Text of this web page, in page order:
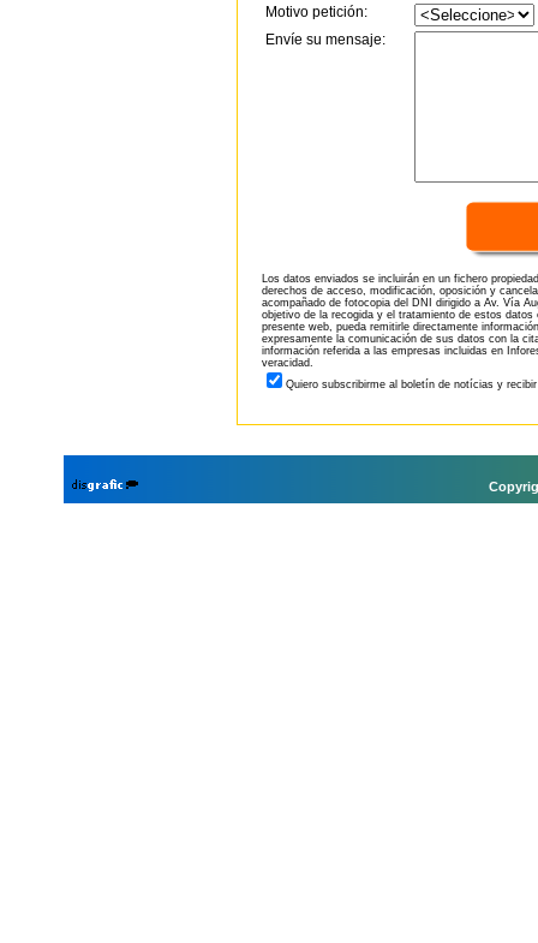
Motivo petición:
Envíe su mensaje:
Los datos enviados se incluirán en un fichero
derechos de acceso, modificación, oposición y
acompañado de fotocopia del DNI dirigido a Av. Vía
objetivo de la recogida y el tratamiento de estos
presente web, pueda remitirle directamente
expresamente la comunicación de sus datos con la
información referida a las empresas incluidas en
veracidad.
Quiero subscribirme al boletín de notícias y